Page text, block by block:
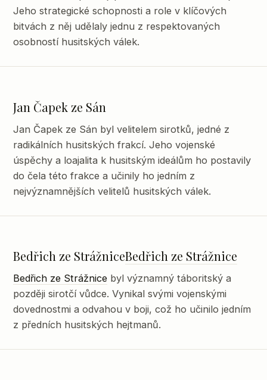
Jeho strategické schopnosti a role v klíčových
bitvách z něj udělaly jednu z respektovaných
osobností husitských válek.
Jan Čapek ze Sán
Jan Čapek ze Sán byl velitelem sirotků, jedné z
radikálních husitských frakcí. Jeho vojenské
úspěchy a loajalita k husitským ideálům ho postavily
do čela této frakce a učinily ho jedním z
nejvýznamnějších velitelů husitských válek.
Bedřich ze StrážniceBedřich ze Strážnice
Bedřich ze Strážnice byl významný táboritský a
později sirotčí vůdce. Vynikal svými vojenskými
dovednostmi a odvahou v boji, což ho učinilo jedním
z předních husitských hejtmanů.